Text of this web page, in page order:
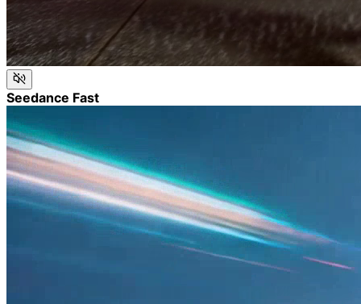
Seedance Fast